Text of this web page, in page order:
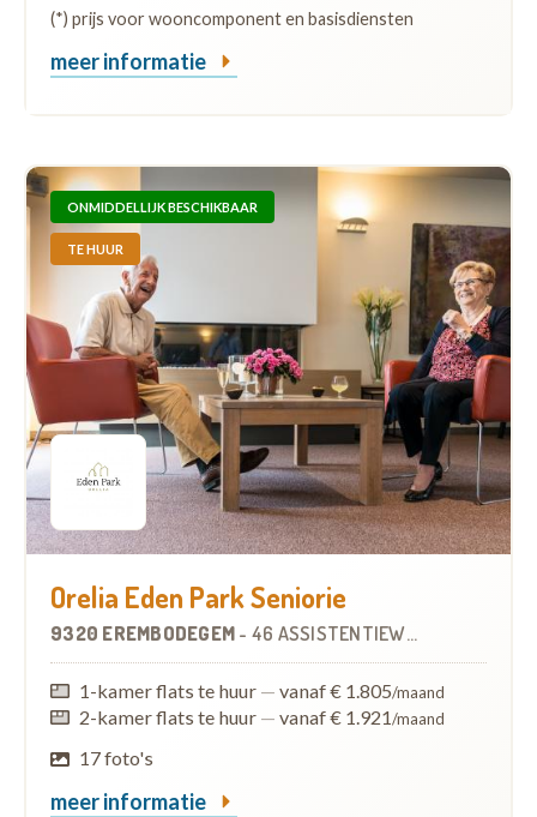
(*) prijs voor wooncomponent en basisdiensten
meer informatie
ONMIDDELLIJK BESCHIKBAAR
TE HUUR
Orelia Eden Park Seniorie
9320 EREMBODEGEM - 46 ASSISTENTIEWONINGEN
1-kamer flats te huur — vanaf € 1.805/maand
2-kamer flats te huur — vanaf € 1.921/maand
17 foto's
meer informatie